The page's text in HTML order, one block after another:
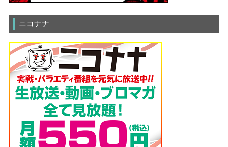
ニコナナ